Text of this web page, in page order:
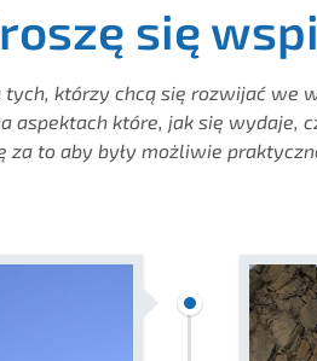
się
którzy chcą się rozwijać we
aspektach które, jak się wydaje,
to aby były możliwie